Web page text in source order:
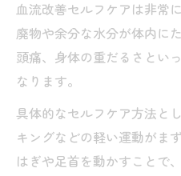
血流改善セルフケアは非常
廃物や余分な水分が体内に
頭痛、身体の重だるさとい
なります。
具体的なセルフケア方法と
キングなどの軽い運動がま
はぎや足首を動かすことで